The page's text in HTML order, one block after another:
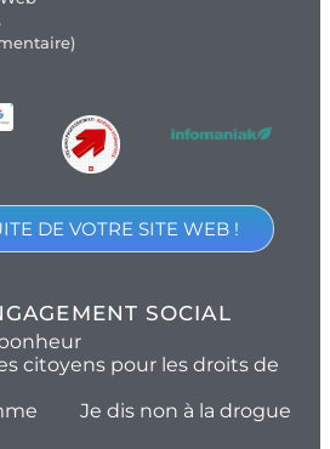
DE VOTRE SITE WEB !
SOCIAL
citoyens pour les droits de
Je dis non à la drogue